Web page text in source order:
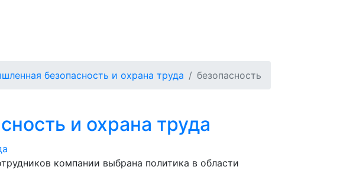
безопасность и охрана труда безопасность
и охрана труда
компании выбрана политика в области